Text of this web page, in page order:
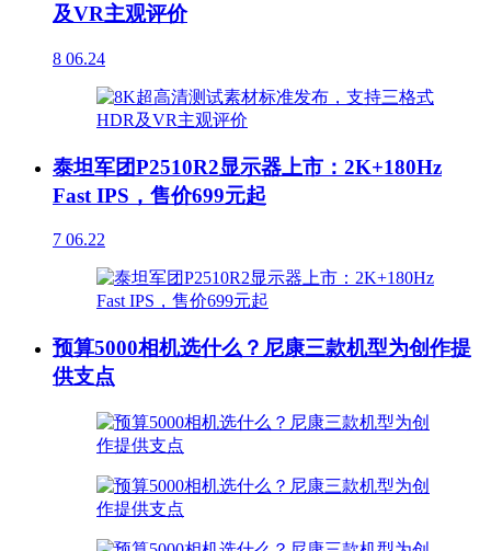
及VR主观评价
8 06.24
泰坦军团P2510R2显示器上市：2K+180Hz
Fast IPS，售价699元起
7 06.22
预算5000相机选什么？尼康三款机型为创作提
供支点